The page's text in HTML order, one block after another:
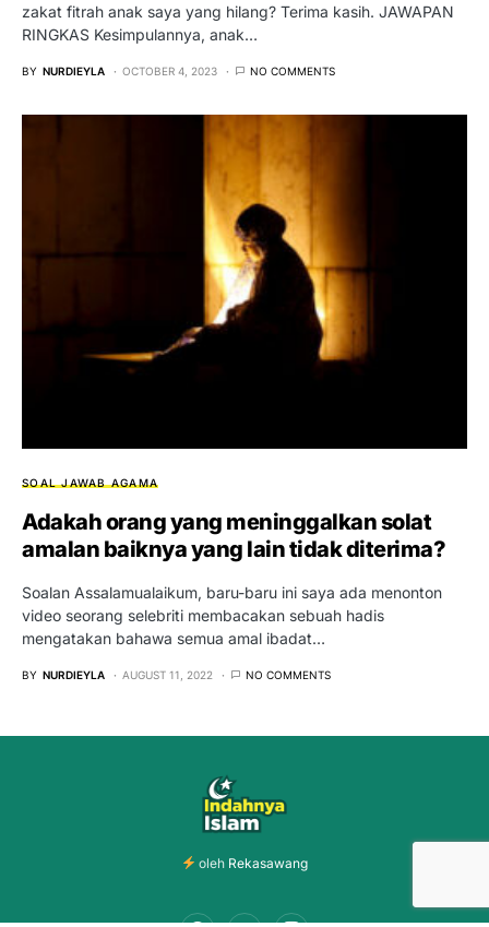
zakat fitrah anak saya yang hilang? Terima kasih. JAWAPAN
RINGKAS Kesimpulannya, anak…
BY NURDIEYLA OCTOBER 4, 2023 NO COMMENTS
SOAL JAWAB AGAMA
Adakah orang yang meninggalkan solat
amalan baiknya yang lain tidak diterima?
Soalan Assalamualaikum, baru-baru ini saya ada menonton
video seorang selebriti membacakan sebuah hadis
mengatakan bahawa semua amal ibadat…
BY NURDIEYLA AUGUST 11, 2022 NO COMMENTS
oleh Rekasawang